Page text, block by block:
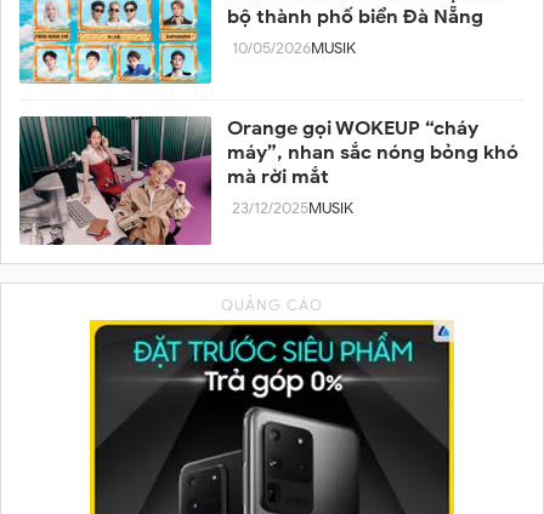
bộ thành phố biển Đà Nẵng
10/05/2026MUSIK
Orange gọi WOKEUP “cháy
máy”, nhan sắc nóng bỏng khó
mà rời mắt
23/12/2025MUSIK